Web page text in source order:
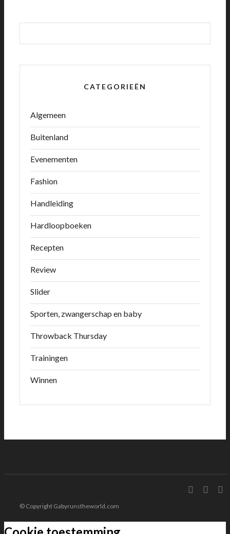
CATEGORIEËN
Algemeen
Buitenland
Evenementen
Fashion
Handleiding
Hardloopboeken
Recepten
Review
Slider
Sporten, zwangerschap en baby
Throwback Thursday
Trainingen
Winnen
© Copyright Gabyrunstheworld.com